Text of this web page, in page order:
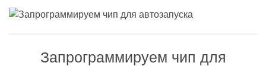
Запрограммируем чип для